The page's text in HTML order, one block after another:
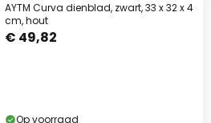
AYTM Curva dienblad, zwart, 33 x 32 x 4
cm, hout
€ 49,82
Op voorraad